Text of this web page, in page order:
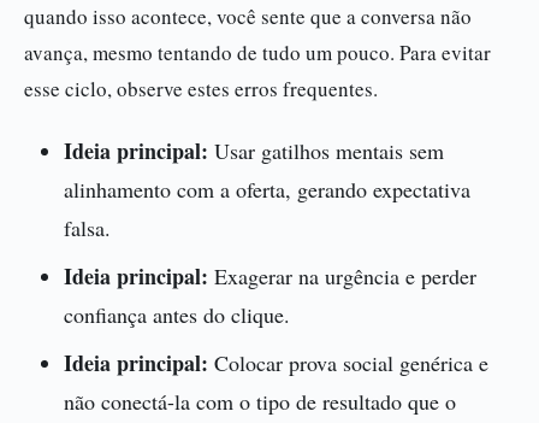
quando isso acontece, você sente que a conversa não
avança, mesmo tentando de tudo um pouco. Para evitar
esse ciclo, observe estes erros frequentes.
Ideia principal: Usar gatilhos mentais sem
alinhamento com a oferta, gerando expectativa
falsa.
Ideia principal: Exagerar na urgência e perder
confiança antes do clique.
Ideia principal: Colocar prova social genérica e
não conectá-la com o tipo de resultado que o